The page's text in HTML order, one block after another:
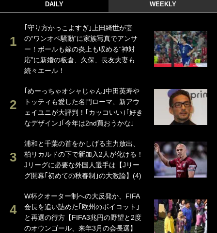
DAILY WEEKLY
｢守り方かっこよすぎ｣上田綺世が妻
の“ワンオペ騒動”に家族写真でアンサ
ー！ボールも嫁の炎上も収める“神対
応”に新婚の板倉、久保、長友夫妻も
続々エール！
｢めーっちゃオシャじゃん｣中田英寿や
トッティも愛した名門ローマ、新アウ
ェイユニが大評判！｢カッコいい｣｢好き
なデザイン｣｢今年は2nd買おうかな｣
浦和と千葉の首をかしげる主力放出、
柏リカルドの下で新加入2人が化ける！
Jリーグに必要な外国人選手は【Jリー
グ開幕｢初めての秋春制｣の大激論】(4)
W杯クオーター制への大反発か、FIFA
会長を追い詰めた｢欧州のボイコット｣
と再選の行方【FIFA3兆円の野望と2度
のオウンゴール、来年3月の会長選】